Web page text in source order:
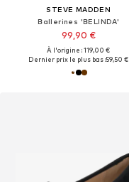
STEVE MADDEN
Ballerines 'BELINDA'
99,90 €
À l'origine : 119,00 €
Dernier prix le plus bas :59,50 €